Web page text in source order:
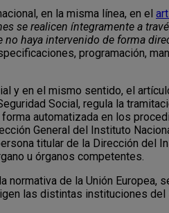
en la misma línea, en el
se realicen íntegramente a
haya intervenido de forma
programación,
y en el mismo sentido, el
Social, regula la
automatizada en los
General del Instituto
titular de la Dirección
u órganos competentes.
normativa de la Unión
las distintas instituciones del